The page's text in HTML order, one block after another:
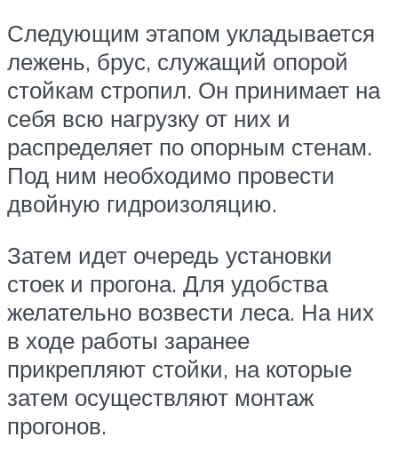
Следующим этапом укладывается
лежень, брус, служащий опорой
стойкам стропил. Он принимает на
себя всю нагрузку от них и
распределяет по опорным стенам.
Под ним необходимо провести
двойную гидроизоляцию.
Затем идет очередь установки
стоек и прогона. Для удобства
желательно возвести леса. На них
в ходе работы заранее
прикрепляют стойки, на которые
затем осуществляют монтаж
прогонов.